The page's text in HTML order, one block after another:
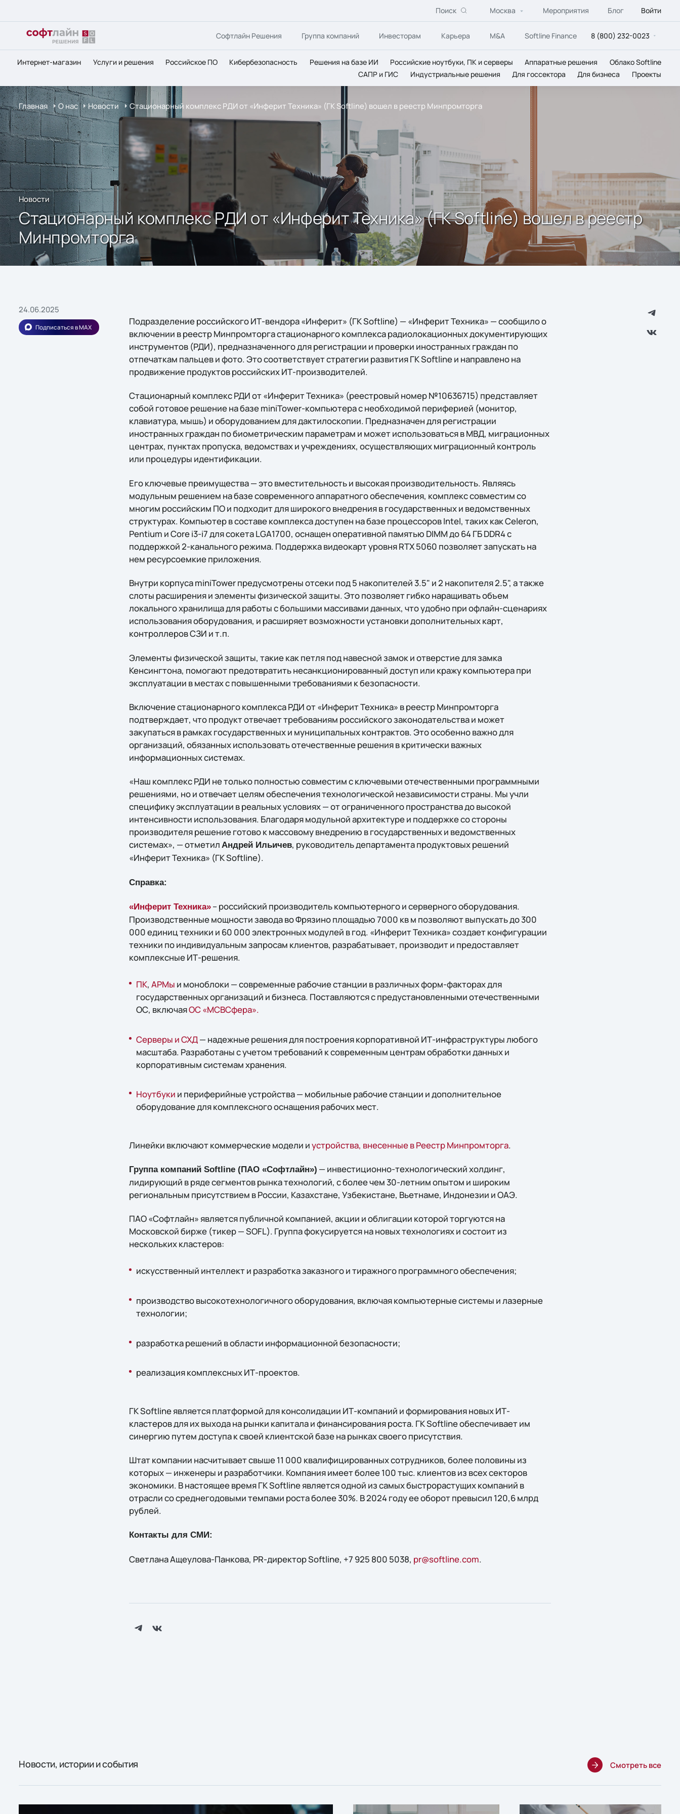
Поиск Москва Мероприятия Блог Войти
Софтлайн Решения Группа компаний Инвесторам Карьера M&A Softline Finance 8 (800) 232-0023
Интернет-магазин Услуги и решения Российское ПО Кибербезопасность Решения на базе ИИ Российские ноутбуки, ПК и серверы Аппаратные решения
Облако Softline
САПР и ГИС
Индустриальные решения Для госсектора Для бизнеса Проекты
Главная О нас Новости Стационарный комплекс РДИ от «Инферит Техника» (ГК Softline) вошел в реестр Минпромторга
Новости
Стационарный комплекс РДИ от «Инферит Техника» (ГК Softline) вошел в реестр
Минпромторга
24.06.2025
Подписаться в MAX
Подразделение российского ИТ-вендора «Инферит» (ГК Softline) — «Инферит Техника» — сообщило о
включении в реестр Минпромторга стационарного комплекса радиолокационных документирующих
инструментов (РДИ), предназначенного для регистрации и проверки иностранных граждан по
отпечаткам пальцев и фото. Это соответствует стратегии развития ГК Softline и направлено на
продвижение продуктов российских ИТ-производителей.
Стационарный комплекс РДИ от «Инферит Техника» (реестровый номер №10636715) представляет
собой готовое решение на базе miniTower-компьютера с необходимой периферией (монитор,
клавиатура, мышь) и оборудованием для дактилоскопии. Предназначен для регистрации
иностранных граждан по биометрическим параметрам и может использоваться в МВД, миграционных
центрах, пунктах пропуска, ведомствах и учреждениях, осуществляющих миграционный контроль
или процедуры идентификации.
Его ключевые преимущества — это вместительность и высокая производительность. Являясь
модульным решением на базе современного аппаратного обеспечения, комплекс совместим со
многим российским ПО и подходит для широкого внедрения в государственных и ведомственных
структурах. Компьютер в составе комплекса доступен на базе процессоров Intel, таких как Celeron,
Pentium и Core i3-i7 для сокета LGA1700, оснащен оперативной памятью DIMM до 64 ГБ DDR4 с
поддержкой 2-канального режима. Поддержка видеокарт уровня RTX 5060 позволяет запускать на
нем ресурсоемкие приложения.
Внутри корпуса miniTower предусмотрены отсеки под 5 накопителей 3.5" и 2 накопителя 2.5", а также
слоты расширения и элементы физической защиты. Это позволяет гибко наращивать объем
локального хранилища для работы с большими массивами данных, что удобно при офлайн-сценариях
использования оборудования, и расширяет возможности установки дополнительных карт,
контроллеров СЗИ и т.п.
Элементы физической защиты, такие как петля под навесной замок и отверстие для замка
Кенсингтона, помогают предотвратить несанкционированный доступ или кражу компьютера при
эксплуатации в местах с повышенными требованиями к безопасности.
Включение стационарного комплекса РДИ от «Инферит Техника» в реестр Минпромторга
подтверждает, что продукт отвечает требованиям российского законодательства и может
закупаться в рамках государственных и муниципальных контрактов. Это особенно важно для
организаций, обязанных использовать отечественные решения в критически важных
информационных системах.
«Наш комплекс РДИ не только полностью совместим с ключевыми отечественными программными
решениями, но и отвечает целям обеспечения технологической независимости страны. Мы учли
специфику эксплуатации в реальных условиях — от ограниченного пространства до высокой
интенсивности использования. Благодаря модульной архитектуре и поддержке со стороны
производителя решение готово к массовому внедрению в государственных и ведомственных
системах», — отметил Андрей Ильичев, руководитель департамента продуктовых решений
«Инферит Техника» (ГК Softline).
Справка:
«Инферит Техника»– российский производитель компьютерного и серверного оборудования.
Производственные мощности завода во Фрязино площадью 7000 кв м позволяют выпускать до 300
000 единиц техники и 60 000 электронных модулей в год. «Инферит Техника» создает конфигурации
техники по индивидуальным запросам клиентов, разрабатывает, производит и предоставляет
комплексные ИТ-решения.
ПК, АРМы и моноблоки — современные рабочие станции в различных форм-факторах для
государственных организаций и бизнеса. Поставляются с предустановленными отечественными
ОС, включаяОС «МСВСфера».
Серверы и СХД— надежные решения для построения корпоративной ИТ-инфраструктуры любого
масштаба. Разработаны с учетом требований к современным центрам обработки данных и
корпоративным системам хранения.
Ноутбуки и периферийные устройства — мобильные рабочие станции и дополнительное
оборудование для комплексного оснащения рабочих мест.
Линейки включают коммерческие модели иустройства, внесенные в Реестр Минпромторга.
Группа компаний Softline (ПАО «Софтлайн») — инвестиционно-технологический холдинг,
лидирующий в ряде сегментов рынка технологий, c более чем 30-летним опытом и широким
региональным присутствием в России, Казахстане, Узбекистане, Вьетнаме, Индонезии и ОАЭ.
ПАО «Софтлайн» является публичной компанией, акции и облигации которой торгуются на
Московской бирже (тикер — SOFL). Группа фокусируется на новых технологиях и состоит из
нескольких кластеров:
искусственный интеллект и разработка заказного и тиражного программного обеспечения;
производство высокотехнологичного оборудования, включая компьютерные системы и лазерные
технологии;
разработка решений в области информационной безопасности;
реализация комплексных ИТ-проектов.
ГК Softline является платформой для консолидации ИТ-компаний и формирования новых ИТ-
кластеров для их выхода на рынки капитала и финансирования роста. ГК Softline обеспечивает им
синергию путем доступа к своей клиентской базе на рынках своего присутствия.
Штат компании насчитывает свыше 11 000 квалифицированных сотрудников, более половины из
которых — инженеры и разработчики. Компания имеет более 100 тыс. клиентов из всех секторов
экономики. В настоящее время ГК Softline является одной из самых быстрорастущих компаний в
отрасли со среднегодовыми темпами роста более 30%. В 2024 году ее оборот превысил 120,6 млрд
рублей.
Контакты для СМИ:
Светлана Ащеулова-Панкова, PR-директор Softline, +7 925 800 5038, pr@softline.com.
Новости, истории и события Смотреть все